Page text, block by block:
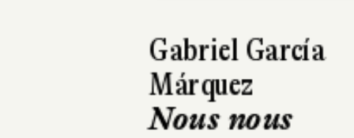
Elsa Godart
Enfanter une
étoile qui